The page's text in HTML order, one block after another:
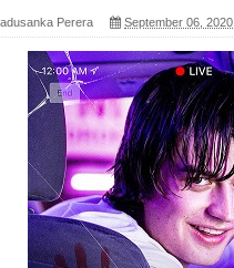
අලුතින් ලියන්න ගීතයේ පද පෙළ
පෙළ
පද පෙළ
Perera September 06, 2020